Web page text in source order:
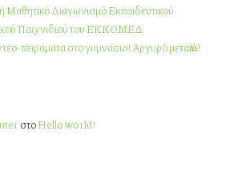
Μαθητικό Διαγωνισμό Εκπαιδευτικού
Παιχνιδιού του ΕΚΚΟΜΕΔ
πειράματα στο γυμνάσιο! Αργυρό μετάλλιο!
στοHello world!